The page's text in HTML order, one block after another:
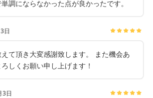
調にならなかった点が良かったです。
日
て頂き大変感謝致します。 また機会あ
しくお願い申し上げます！
3日